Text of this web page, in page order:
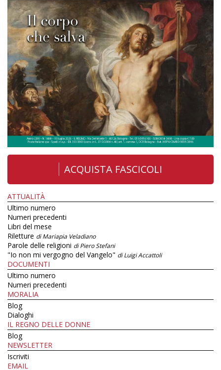
ACQUISTA FASCICOLI
ATTUALITÀ
Ultimo numero
Numeri precedenti
Libri del mese
Riletture di Mariapia Veladiano
Parole delle religioni di Piero Stefani
"Io non mi vergogno del Vangelo" di Luigi Accattoli
DOCUMENTI
Ultimo numero
Numeri precedenti
MORALIA
Blog
Dialoghi
IL REGNO DELLE DONNE
Blog
NEWSLETTER
Iscriviti
EMAIL